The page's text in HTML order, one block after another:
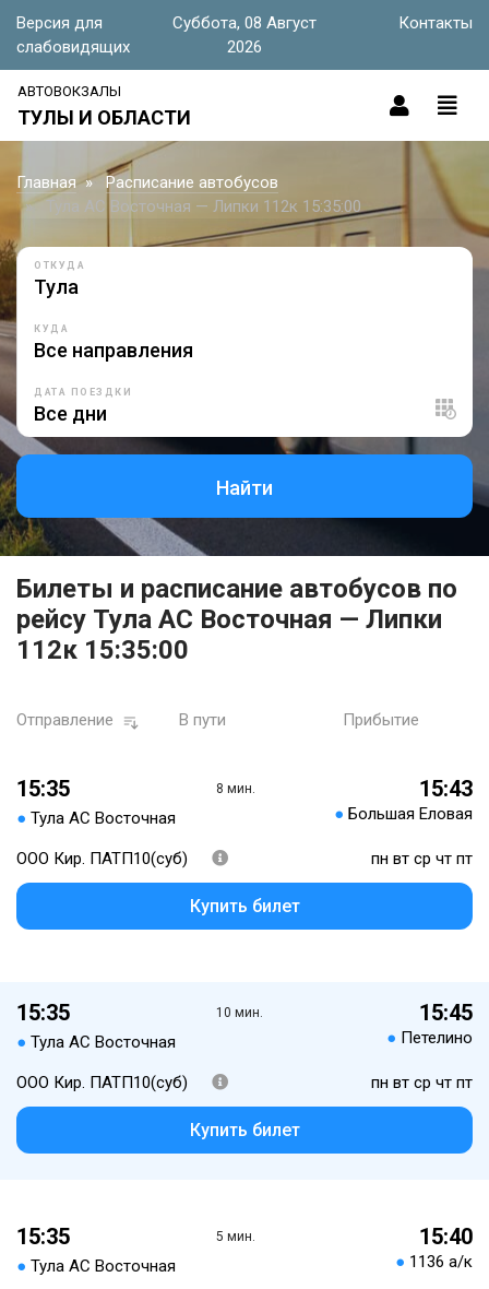
Версия для
слабовидящих
Суббота, 08 Август
2026
Контакты
АВТОВОКЗАЛЫ
ТУЛЫ И ОБЛАСТИ
Главная
Расписание автобусов
Тула АС Восточная — Липки 112к 15:35:00
ОТКУДА
КУДА
ДАТА ПОЕЗДКИ
Найти
Билеты и расписание автобусов по
рейсу Тула АС Восточная — Липки
112к 15:35:00
Отправление В пути Прибытие
15:35
● Тула АС Восточная
8 мин. 15:43
● Большая Еловая
ООО Кир. ПАТП10(суб) пн вт ср чт пт
Купить билет
15:35
● Тула АС Восточная
10 мин. 15:45
● Петелино
ООО Кир. ПАТП10(суб) пн вт ср чт пт
Купить билет
15:35
● Тула АС Восточная
5 мин. 15:40
● 1136 а/к